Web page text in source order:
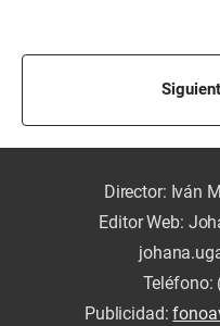
Director: Iván
Editor Web:
Teléfono:
Publicidad: